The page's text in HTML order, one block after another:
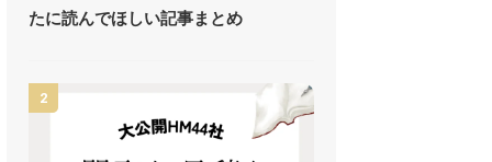
たに読んでほしい記事まとめ
2